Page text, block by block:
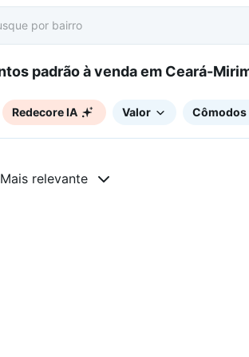
0 Apartamentos padrão à venda em Ceará-
Redecore IA Valor Cômodos
Mais relevante